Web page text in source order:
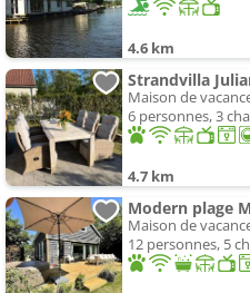
4.6 km
Strandvilla
Maison de
6 personnes, 3
4.7 km
Modern plage
Maison de
12 personnes, 5